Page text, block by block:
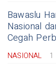
Bawaslu
Nasional
Cegah
NASIONAL 1